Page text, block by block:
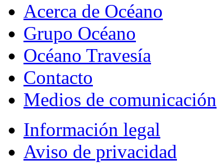
Acerca de Océano
Grupo Océano
Océano Travesía
Contacto
Medios de comunicación
Información legal
Aviso de privacidad